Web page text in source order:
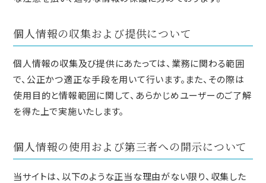
個人情報の収集および提供について
個人情報の収集及び提供にあたっては、業務に関わる範囲
で、公正かつ適正な手段を用いて行います。また、その際は
使用目的と情報範囲に関して、あらかじめユーザーのご了解
を得た上で実施いたします。
個人情報の使用および第三者への開示について
当サイトは、以下のような正当な理由がない限り、収集した